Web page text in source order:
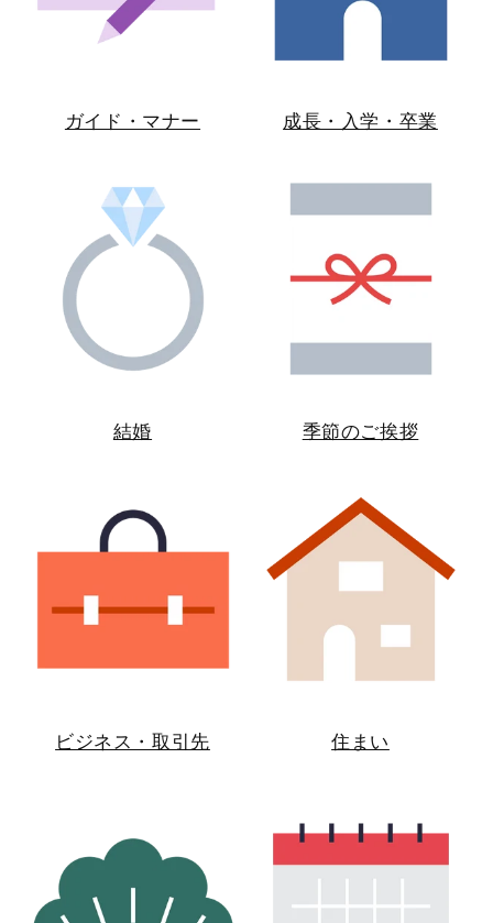
ガイド・マナー 成長・入学・卒業
結婚 季節のご挨拶
ビジネス・取引先 住まい